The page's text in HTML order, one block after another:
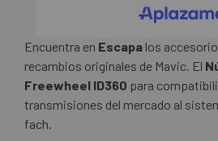
Encuentra en Escapa los
recambios originales de Mavic. El
Freewheel ID360 para
transmisiones del mercado al
fach.